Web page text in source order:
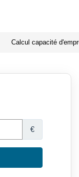
Calcul capacité